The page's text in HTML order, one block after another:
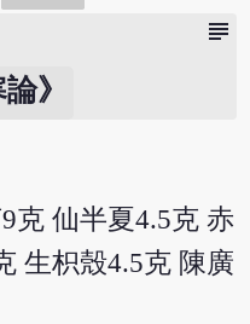
subject
》
克 仙半夏4.5克 赤
生枳殼4.5克 陳廣